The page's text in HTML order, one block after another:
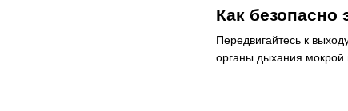
Как безопасно
Передвигайтесь к
органы дыхания мокрой